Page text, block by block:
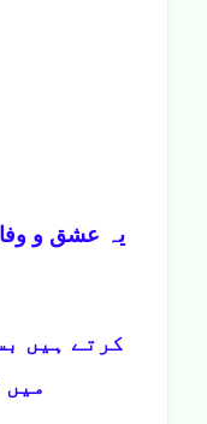
یہ عشق و
کرتے ہیں